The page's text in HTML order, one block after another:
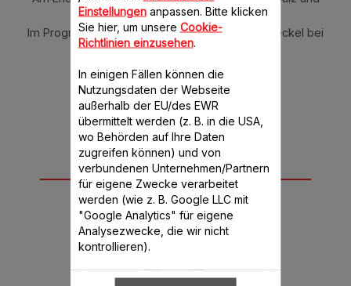
Pfeffer dazugeben.
Im Programm „Slow Cook“ 20 Min. lang ohne Deckel bei
95°C
Schmoren lassen.
Für dieses Rezept
benötigen Sie
Einstellungenanpassen. Bitte klicken
Sie hier, um unsere Cookie-
Richtlinien einzusehen.
In einigen Fällen können die
Nutzungsdaten der Webseite
außerhalb der EU/des EWR
übermittelt werden (z. B. in die USA,
wo Behörden auf Ihre Daten
zugreifen können) und von
verbundenen Unternehmen/Partnern
für eigene Zwecke verarbeitet
werden (wie z. B. Google LLC mit
"Google Analytics" für eigene
Analysezwecke, die wir nicht
kontrollieren).